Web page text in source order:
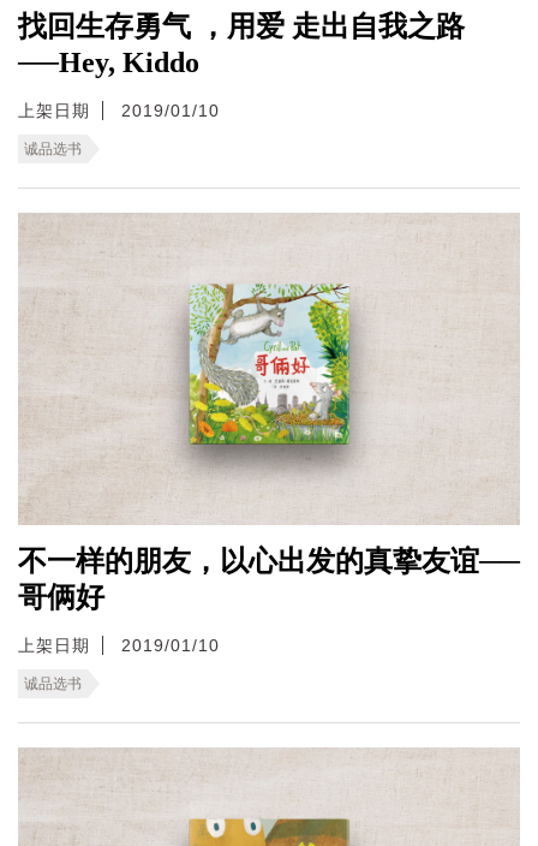
找回生存勇气 ，用爱 走出自我之路
──Hey, Kiddo
上架日期 2019/01/10
诚品选书
不一样的朋友，以心出发的真挚友谊──
哥俩好
上架日期 2019/01/10
诚品选书